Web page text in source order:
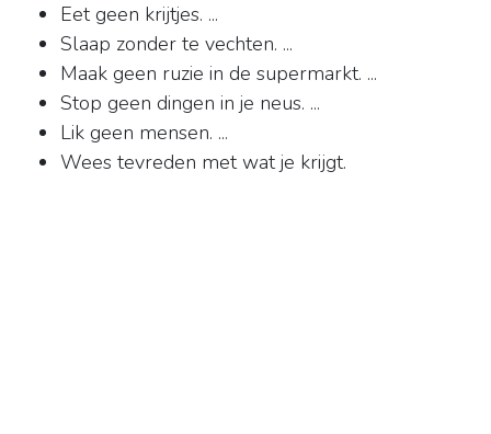
Eet geen krijtjes. ...
Slaap zonder te vechten. ...
Maak geen ruzie in de supermarkt. ...
Stop geen dingen in je neus. ...
Lik geen mensen. ...
Wees tevreden met wat je krijgt.